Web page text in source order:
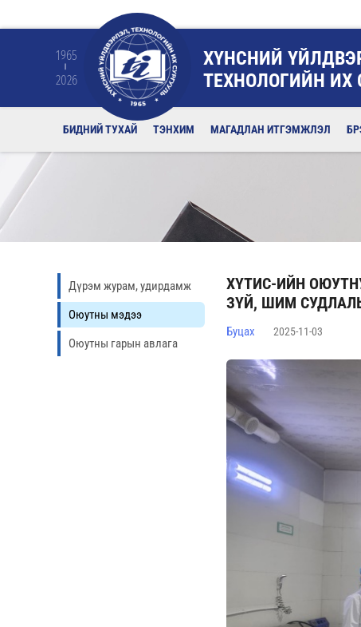
1965
2026
ХҮНСНИЙ
ТЕХНОЛОГИЙН ИХ
БИДНИЙ ТУХАЙ ТЭНХИМ МАГАДЛАН ИТГЭМЖЛЭЛ
Дүрэм журам, удирдамж
Оюутны мэдээ
Оюутны гарын авлага
ХҮТИС-ИЙН
ЗҮЙ, ШИМ
Буцах 2025-11-03